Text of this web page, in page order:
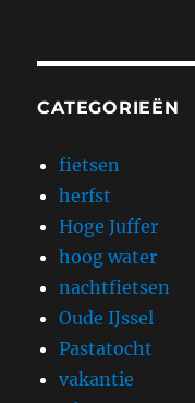
CATEGORIEËN
fietsen
herfst
Hoge Juffer
hoog water
nachtfietsen
Oude IJssel
Pastatocht
vakantie